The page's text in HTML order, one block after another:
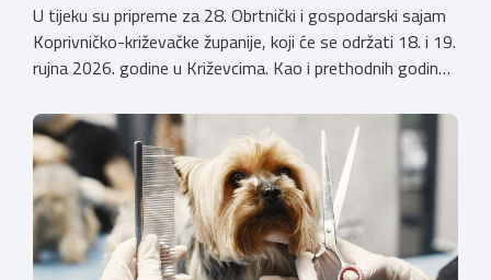
U tijeku su pripreme za 28. Obrtnički i gospodarski sajam
Koprivničko-križevačke županije, koji će se održati 18. i 19.
rujna 2026. godine u Križevcima. Kao i prethodnih godina,
Hrvatske te predstaviti raznolikost i kvalitetu hrvatskog
obrtništva. Uz bogatu izlagačku ponudu i ove godine
priprema se raznovrstan […]